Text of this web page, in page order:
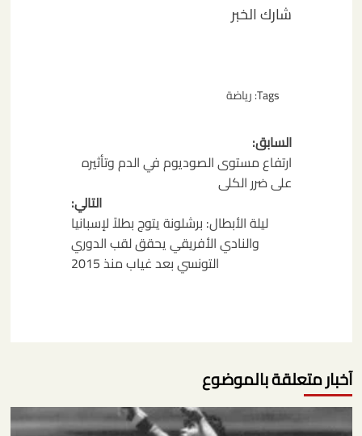
شارك الخبر
Tags: رياضة
تصفّح
المقالات
السابق:
ارتفاع مستوى الصوديوم في الدم وتأثيره
على ضرر الكلى
التالي:
ليلة الأبطال: برشلونة يتوج بطلاً لإسبانيا
والنادي الأفريقي يحقق لقب الدوري
التونسي بعد غياب منذ 2015
آخبار متعلقة بالموضوع